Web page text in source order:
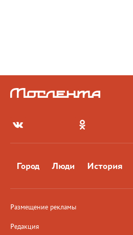
Город Люди История
Размещение рекламы
Редакция